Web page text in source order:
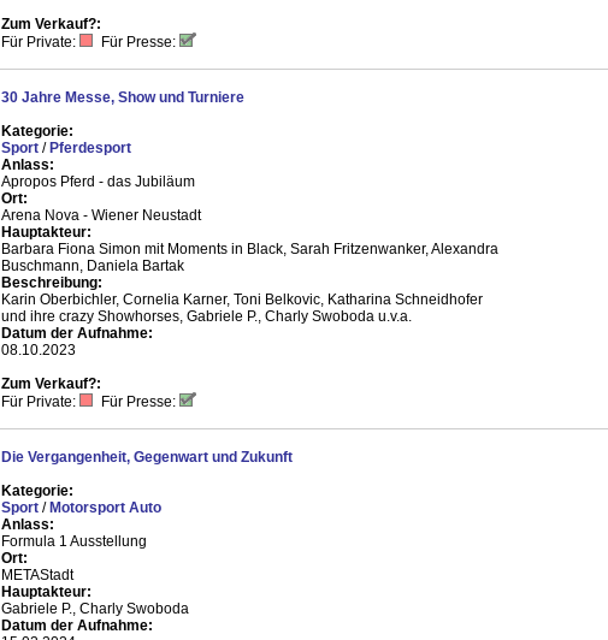
Zum Verkauf?:
Für Private:
Für Presse:
30 Jahre Messe, Show und Turniere
Kategorie:
Sport / Pferdesport
Anlass:
Apropos Pferd - das Jubiläum
Ort:
Arena Nova - Wiener Neustadt
Hauptakteur:
Barbara Fiona Simon mit Moments in Black, Sarah Fritzenwanker, Alexandra
Buschmann, Daniela Bartak
Beschreibung:
Karin Oberbichler, Cornelia Karner, Toni Belkovic, Katharina Schneidhofer
und ihre crazy Showhorses, Gabriele P., Charly Swoboda u.v.a.
Datum der Aufnahme:
08.10.2023
Zum Verkauf?:
Für Private:
Für Presse:
Die Vergangenheit, Gegenwart und Zukunft
Kategorie:
Sport / Motorsport Auto
Anlass:
Formula 1 Ausstellung
Ort:
METAStadt
Hauptakteur:
Gabriele P., Charly Swoboda
Datum der Aufnahme: